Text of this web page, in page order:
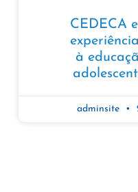
CEDECA
à
adminsite